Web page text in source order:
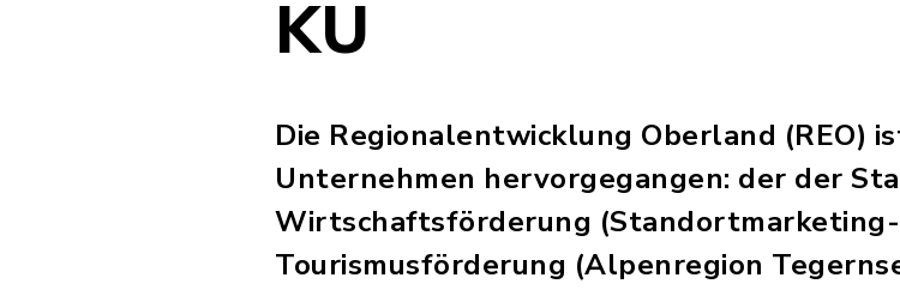
KU
Die Regionalentwicklung Oberland (REO)
Unternehmen hervorgegangen: der der
Wirtschaftsförderung
Tourismusförderung (Alpenregion